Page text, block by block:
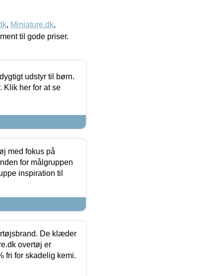
, Miniature.dk,
til gode priser.
udstyr til børn.
Klik her for at se
med fokus på
for målgruppen
inspiration til
De klæder
overtøj er
fri for skadelig kemi.